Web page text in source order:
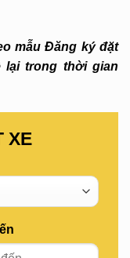
mẫu Đăng ký đặt
lại trong thời gian
XE